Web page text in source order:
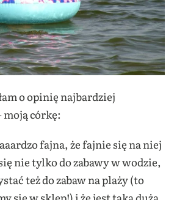
o opinię najbardziej
córkę:
fajna, że fajnie się na niej
nie tylko do zabawy w wodzie,
też do zabaw na plaży (to